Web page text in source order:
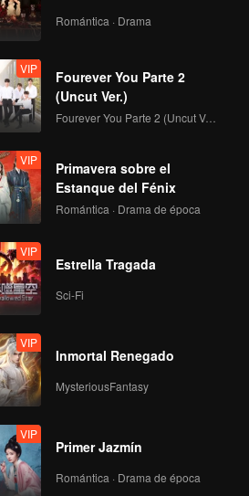
VIP VIP
VIP
113
VIP
VIP
117
VIP
119
VIP
Romántica · Drama
VIP
Fourever You Parte 2
(Uncut Ver.)
Fourever You Parte 2 (Uncut Ver.)
VIP
Primavera sobre el
Estanque del Fénix
Romántica · Drama de época
VIP
Estrella Tragada
Sci-Fi
VIP
Inmortal Renegado
MysteriousFantasy
VIP
Primer Jazmín
Romántica · Drama de época